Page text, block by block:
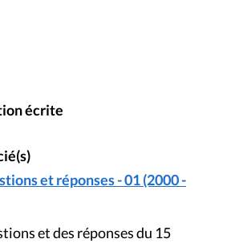
écrite
et réponses - 01 (2000 -
et des réponses du 15